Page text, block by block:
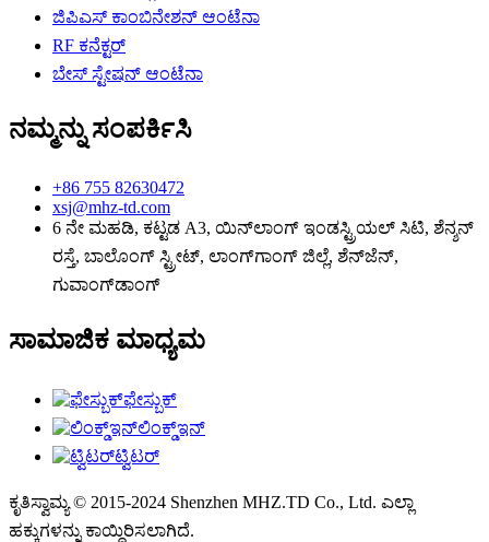
ಜಿಪಿಎಸ್ ಕಾಂಬಿನೇಶನ್ ಆಂಟೆನಾ
RF ಕನೆಕ್ಟರ್
ಬೇಸ್ ಸ್ಟೇಷನ್ ಆಂಟೆನಾ
ನಮ್ಮನ್ನು ಸಂಪರ್ಕಿಸಿ
+86 755 82630472
xsj@mhz-td.com
6 ನೇ ಮಹಡಿ, ಕಟ್ಟಡ A3, ಯಿನ್‌ಲಾಂಗ್ ಇಂಡಸ್ಟ್ರಿಯಲ್ ಸಿಟಿ, ಶೆನ್ಶನ್
ರಸ್ತೆ, ಬಾಲೊಂಗ್ ಸ್ಟ್ರೀಟ್, ಲಾಂಗ್‌ಗಾಂಗ್ ಜಿಲ್ಲೆ, ಶೆನ್‌ಜೆನ್,
ಗುವಾಂಗ್‌ಡಾಂಗ್
ಸಾಮಾಜಿಕ ಮಾಧ್ಯಮ
ಫೇಸ್ಬುಕ್
ಲಿಂಕ್ಡ್ಇನ್
ಟ್ವಿಟರ್
ಕೃತಿಸ್ವಾಮ್ಯ © 2015-2024 Shenzhen MHZ.TD Co., Ltd. ಎಲ್ಲಾ
ಹಕ್ಕುಗಳನ್ನು ಕಾಯ್ದಿರಿಸಲಾಗಿದೆ.